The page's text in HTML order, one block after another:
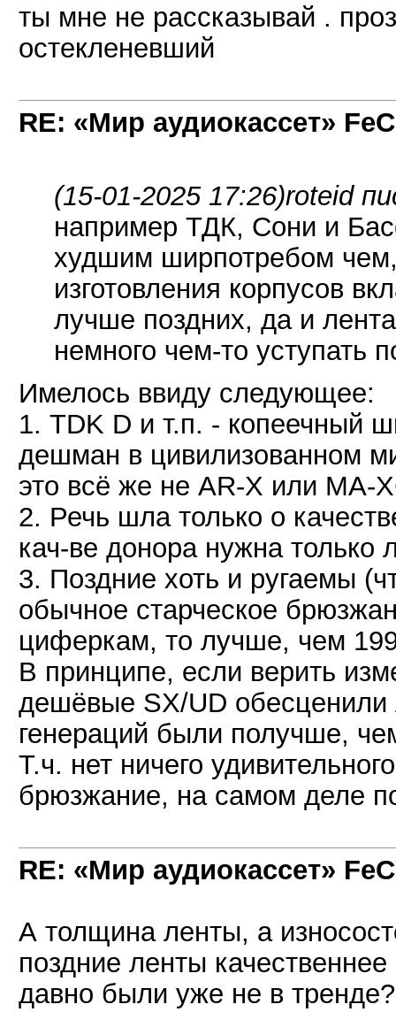
ты мне не рассказывай .
остекленевший
RE: «Мир аудиокассет»
(15-01-2025 17:26)roteid
например ТДК, Сони и
худшим ширпотребом
изготовления корпусов
лучше поздних, да и
немного чем-то уступать
Имелось ввиду следующее:
1. TDK D и т.п. - копеечный
дешман в цивилизованном
это всё же не AR-X или MA-
2. Речь шла только о
кач-ве донора нужна только
3. Поздние хоть и ругаемы
обычное старческое
циферкам, то лучше, чем
В принципе, если верить
дешёвые SX/UD обесценили
генераций были получше,
Т.ч. нет ничего
брюзжание, на самом деле
RE: «Мир аудиокассет»
А толщина ленты, а
поздние ленты
давно были уже не в тренде?